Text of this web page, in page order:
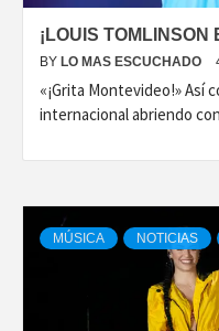
¡LOUIS TOMLINSON
BY LO MAS ESCUCHADO
«¡Grita Montevideo!» Así
internacional abriendo
MÚSICA NOTICIAS